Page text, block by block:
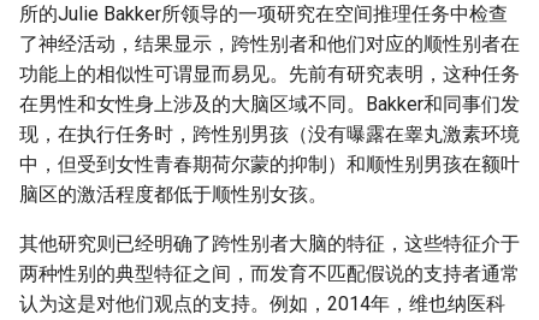
所的Julie Bakker所领导的一项研究在空间推理任务中检查
了神经活动，结果显示，跨性别者和他们对应的顺性别者在
功能上的相似性可谓显而易见。先前有研究表明，这种任务
在男性和女性身上涉及的大脑区域不同。Bakker和同事们发
现，在执行任务时，跨性别男孩（没有曝露在睾丸激素环境
中，但受到女性青春期荷尔蒙的抑制）和顺性别男孩在额叶
脑区的激活程度都低于顺性别女孩。
其他研究则已经明确了跨性别者大脑的特征，这些特征介于
两种性别的典型特征之间，而发育不匹配假说的支持者通常
认为这是对他们观点的支持。例如，2014年，维也纳医科